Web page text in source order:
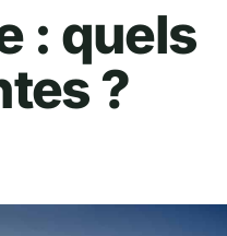
: quels
?